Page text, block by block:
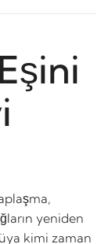
yeniden
kimi zaman